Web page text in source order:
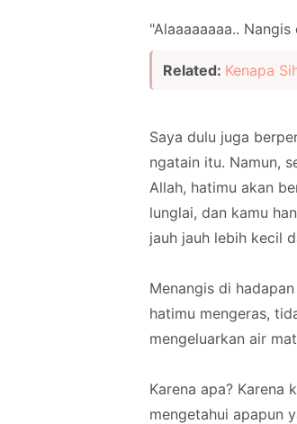
"Alaaaaaaaa..
Related: Kenapa
Saya dulu juga
ngatain itu. Namun,
Allah, hatimu akan
lunglai, dan kamu
jauh jauh lebih kecil
Menangis di
hatimu mengeras,
mengeluarkan air
Karena apa? Karena
mengetahui apapun